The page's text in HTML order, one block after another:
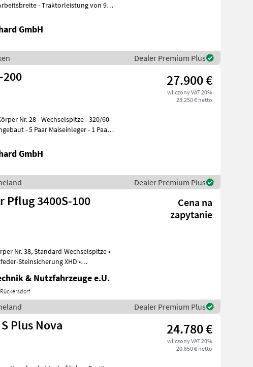
- Traktorleistung von 90-
GmbH
Dealer Premium Plus
200 27.900 €
wliczony VAT 20%
23.250 € netto
Nr. 28 - Wechselspitze - 320/60-
GmbH
Dealer Premium Plus
Pflug 3400S-100
Cena na
zapytanie
Wechselspitze •
Steinsicherung XHD •
& Nutzfahrzeuge e.U.
Dealer Premium Plus
Plus Nova 24.780 €
wliczony VAT 20%
20.650 € netto